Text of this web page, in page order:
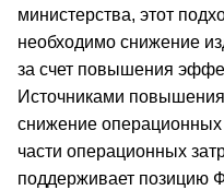
министерства, этот
необходимо снижение
за счет повышения
Источниками
снижение операционных
части операционных
поддерживает позицию